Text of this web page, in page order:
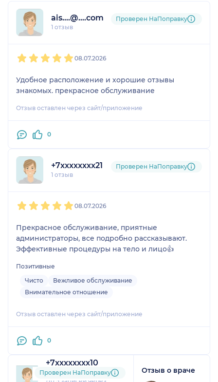
ais....@....com
1 отзыв
Проверен НаПоправку
08.07.2026
Удобное расположение и хорошие отзывы
знакомых. прекрасное обслуживание
Отзыв оставлен через сайт/приложение
0
+7xxxxxxxx21
1 отзыв
Проверен НаПоправку
08.07.2026
Прекрасное обслуживание, приятные
администраторы, все подробно рассказывают.
Эффективные процедуры на тело и лицо👍
Позитивные
Чисто
Вежливое обслуживание
Внимательное отношение
Отзыв оставлен через сайт/приложение
0
+7xxxxxxxx10
1 отзыв
Проверен НаПоправку Отзыв о враче